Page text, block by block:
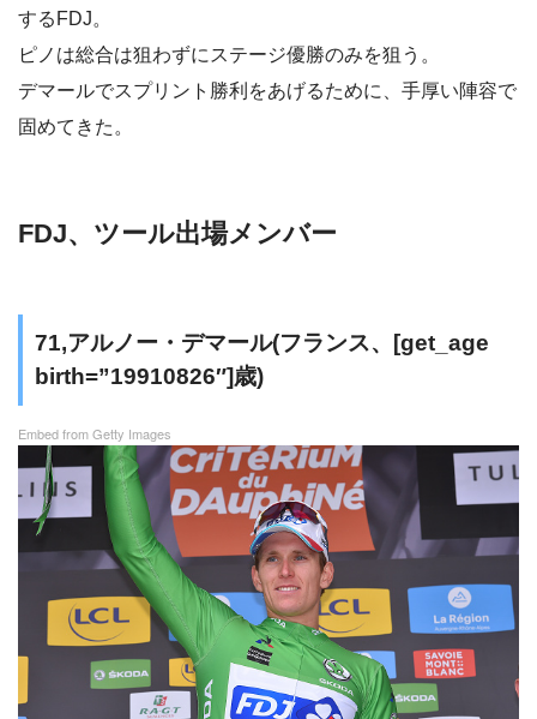
するFDJ。
ピノは総合は狙わずにステージ優勝のみを狙う。
デマールでスプリント勝利をあげるために、手厚い陣容で
固めてきた。
FDJ、ツール出場メンバー
71,アルノー・デマール(フランス、[get_age
birth=”19910826″]歳)
Embed from Getty Images